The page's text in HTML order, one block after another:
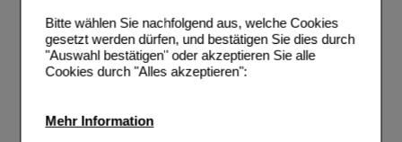
Bitte wählen Sie nachfolgend aus, welche Cookies
gesetzt werden dürfen, und bestätigen Sie dies durch
"Auswahl bestätigen" oder akzeptieren Sie alle
Cookies durch "Alles akzeptieren":
Mehr Information
Rezepte einlösen
Freiumschläge anfordern
Freiumschläge downloaden
Auslandsbestellung